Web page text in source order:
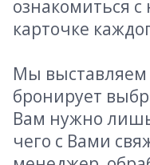
ознакомиться
карточке
Мы выставляем
бронирует
Вам нужно
чего с Вами